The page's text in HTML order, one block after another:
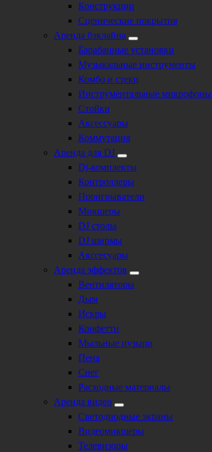
Конструкции
Сценические покрытия
Аренда бэклайна
Барабанные установки
Музыкальные инструменты
Комбо и стеки
Инструментальные микрофоны
Стойки
Аксессуары
Коммутация
Аренда для DJ
Dj-комплекты
Контроллеры
Проигрыватели
Микшеры
DJ столы
DJ ширмы
Акссесуары
Аренда эффектов
Вентиляторы
Дым
Искры
Конфетти
Мыльные пузыри
Пена
Снег
Расходные материалы
Аренда видео
Светодиодные экраны
Видеомикшеры
Телевизоры